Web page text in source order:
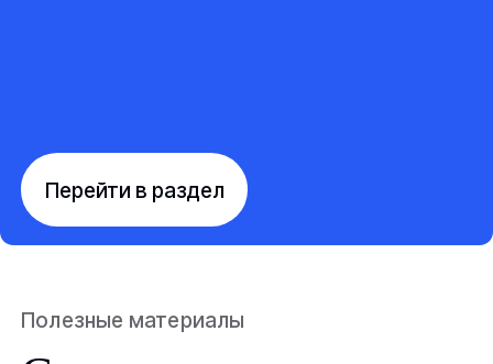
Перейти в раздел
Полезные материалы